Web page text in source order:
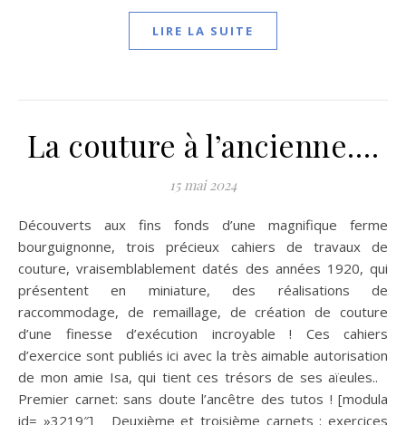
LIRE LA SUITE
La couture à l’ancienne….
15 mai 2024
Découverts aux fins fonds d’une magnifique ferme
bourguignonne, trois précieux cahiers de travaux de
couture, vraisemblablement datés des années 1920, qui
présentent en miniature, des réalisations de
raccommodage, de remaillage, de création de couture
d’une finesse d’exécution incroyable ! Ces cahiers
d’exercice sont publiés ici avec la très aimable autorisation
de mon amie Isa, qui tient ces trésors de ses aïeules..
Premier carnet: sans doute l’ancêtre des tutos ! [modula
id= »3219″] Deuxième et troisième carnets : exercices